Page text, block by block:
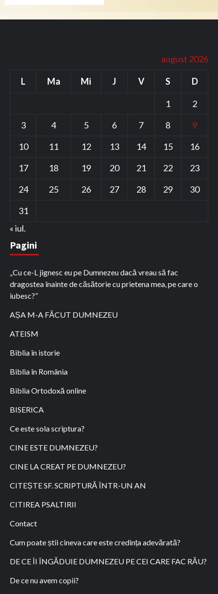
august 2026
L Ma Mi J V S D
1
2
3
4 5 6 7 8
9
10
11 12 13 14 15
16
17
18 19 20 21 22
23
24
25 26 27 28 29
30
31
« iul.
Pagini
„Cu ce-L jignesc eu pe Dumnezeu dacă vreau să fac
dragostea înainte de căsătorie cu prietena mea, pe care o
iubesc?”
AȘA M-A FĂCUT DUMNEZEU
ATEISM
Biblia în istorie
Biblia în România
Biblia Ortodoxă online
BISERICA
Ce este sola scriptura?
CINE ESTE DUMNEZEU?
CINE LA CREAT PE DUMNEZEU?
CITEȘTE SF. SCRIPTURĂ ÎNTR-UN AN
CITIREA PSALTIRII
Contact
Cum poate știi cineva care este credința adevărată?
DE CE ÎI ÎNGĂDUIE DUMNEZEU PE CEI CARE FAC RĂU?
De ce nu avem copii?